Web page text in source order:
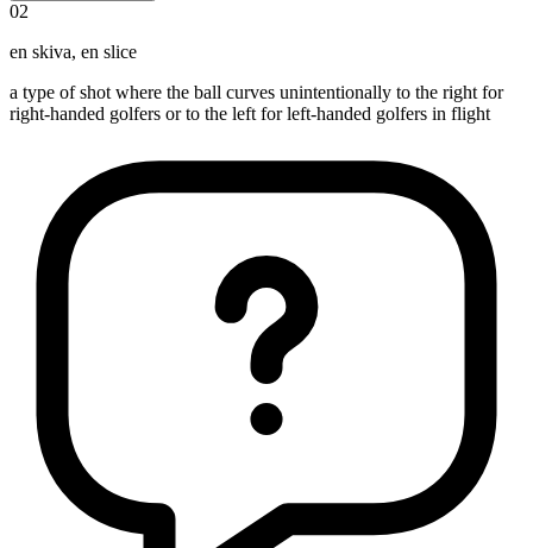
02
en skiva, en slice
a type of shot where the ball curves unintentionally to the right for
right-handed golfers or to the left for left-handed golfers in flight